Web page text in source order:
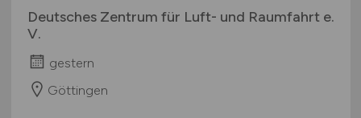
Deutsches Zentrum für Luft- und Raumfahrt e.
V.
gestern
Göttingen